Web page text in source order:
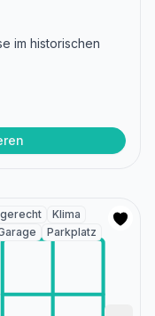
im historischen
Klima
Parkplatz